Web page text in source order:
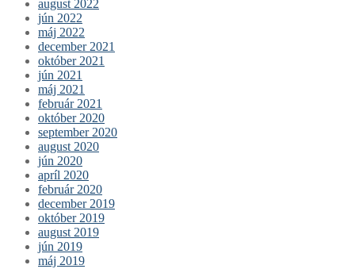
august 2022
jún 2022
máj 2022
december 2021
október 2021
jún 2021
máj 2021
február 2021
október 2020
september 2020
august 2020
jún 2020
apríl 2020
február 2020
december 2019
október 2019
august 2019
jún 2019
máj 2019